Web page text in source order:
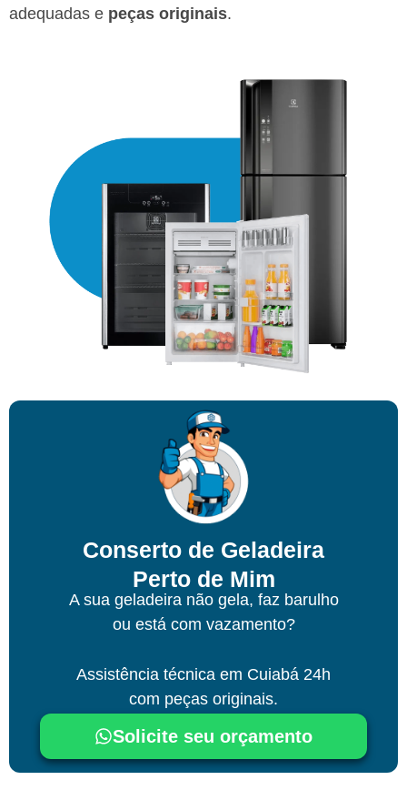
adequadas e peças originais.
Conserto de Geladeira
Perto de Mim
A sua geladeira não gela, faz barulho
ou está com vazamento?
Assistência técnica em Cuiabá 24h
com peças originais.
Solicite seu orçamento